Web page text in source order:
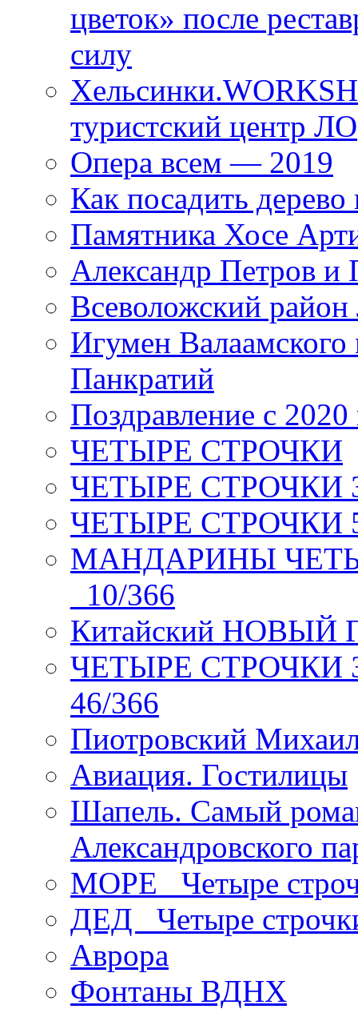
цветок» после
силу
туристский центр ЛО
Опера всем — 2019
Как посадить дерево
Памятника Хосе
Александр Петров и
Всеволожский район
Игумен
Панкратий
Поздравление с 2020
ЧЕТЫРЕ СТРОЧКИ
ЧЕТЫРЕ СТРОЧКИ 3
ЧЕТЫРЕ СТРОЧКИ 5
МАНДАРИНЫ
_10/366
Китайский НОВЫЙ
ЧЕТЫРЕ СТРОЧКИ
46/366
Пиотровский
Авиация. Гостилицы
Шапель. Самый
Александровского
МОРЕ _Четыре
ДЕД _Четыре
Аврора
Фонтаны ВДНХ